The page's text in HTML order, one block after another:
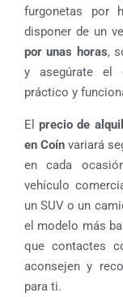
furgonetas por
disponer de un
por unas horas,
y asegúrate el
práctico y
Elprecio de
en Coín variará
en cada
vehículo
un SUV o un
el modelo más
que contactes
aconsejen y
para ti.